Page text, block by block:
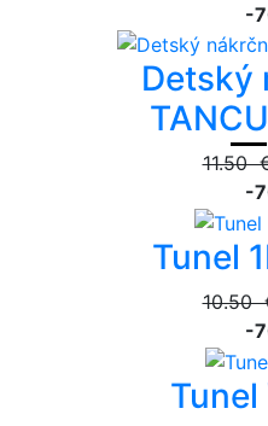
-
Detský
11.50
-
Tunel
10.50
-
Tunel